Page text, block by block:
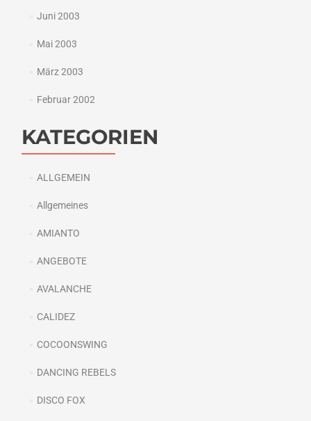
Juni 2003
Mai 2003
März 2003
Februar 2002
KATEGORIEN
ALLGEMEIN
Allgemeines
AMIANTO
ANGEBOTE
AVALANCHE
CALIDEZ
COCOONSWING
DANCING REBELS
DISCO FOX